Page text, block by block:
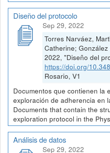
Diseño del protocolo
Sep 29, 2022
Torres Narváez,
Catherine;
2022, "Diseño del
https://doi.org/
Rosario, V1
Documentos que contienen la
exploración de adherencia en
Documents that contain the
exploration protocol in the
Análisis de datos
Sep 29, 2022